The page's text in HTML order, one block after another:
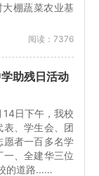
棚蔬菜农业基
阅读：7376
助残日活动
日下午，我校
表、学生会、团
愿者一百多名学
一、全建华三位
的道路...…